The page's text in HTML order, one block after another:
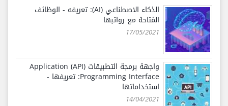
الذكاء الاصطناعي (AI): تعريفه - الوظائف
المُتاحة مع رواتبها
17/05/2021
واجهة برمجة التطبيقات (API) Application
Programming Interface: تعريفها -
استخداماتها
14/04/2021